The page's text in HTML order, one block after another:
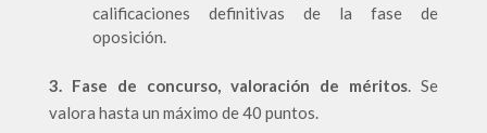
calificaciones definitivas de la fase de
oposición.
3. Fase de concurso, valoración de méritos. Se
valora hasta un máximo de 40 puntos.